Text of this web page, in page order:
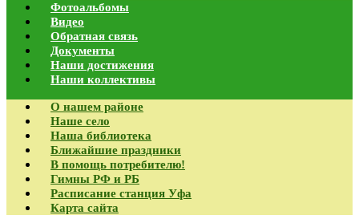
Фотоальбомы
Видео
Обратная связь
Документы
Наши достижения
Наши коллективы
О нашем районе
Наше село
Наша библиотека
Ближайшие праздники
В помощь потребителю!
Гимны РФ и РБ
Расписание станция Уфа
Карта сайта